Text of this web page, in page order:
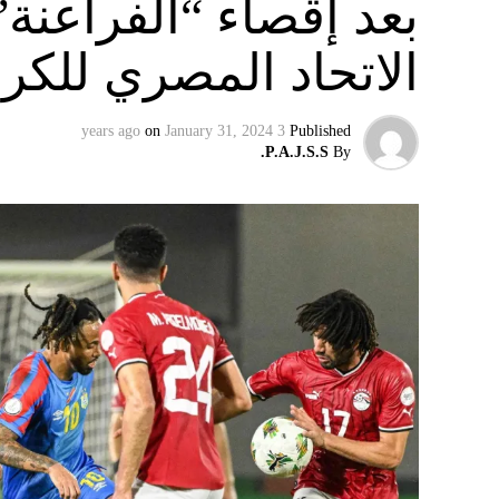
ويواجه توخيل مزيدا من المخاوف بشأن
الإصابة، ويغيب المهاجمان كينغسلي كومان
بعد إقصاء
الاتحاد المصري
Published
3 years ago
on January 31, 2024
By
P.A.J.S.S.